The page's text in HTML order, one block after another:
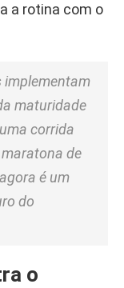
a rotina com o
implementam
maturidade
corrida
de
é um
do
o